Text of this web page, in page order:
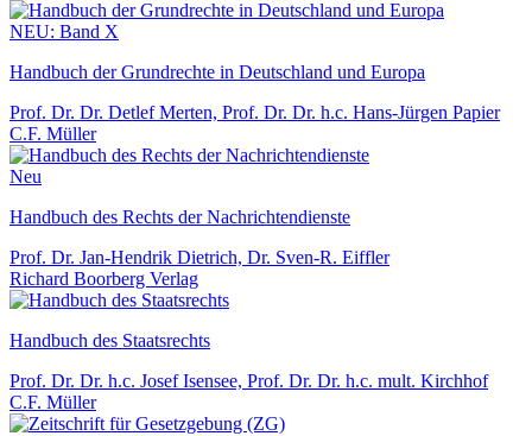
NEU: Band X
Handbuch der Grundrechte in Deutschland und Europa
Prof. Dr. Dr. Detlef Merten, Prof. Dr. Dr. h.c. Hans-Jürgen Papier
C.F. Müller
Neu
Handbuch des Rechts der Nachrichtendienste
Prof. Dr. Jan-Hendrik Dietrich, Dr. Sven-R. Eiffler
Richard Boorberg Verlag
Handbuch des Staatsrechts
Prof. Dr. Dr. h.c. Josef Isensee, Prof. Dr. Dr. h.c. mult. Kirchhof
C.F. Müller